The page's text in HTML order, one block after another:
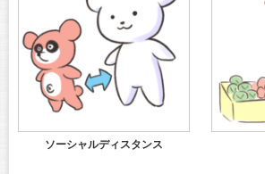
ソーシャルディスタンス